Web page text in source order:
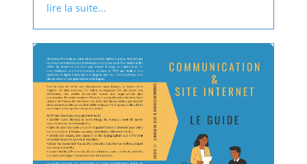
lire la suite...